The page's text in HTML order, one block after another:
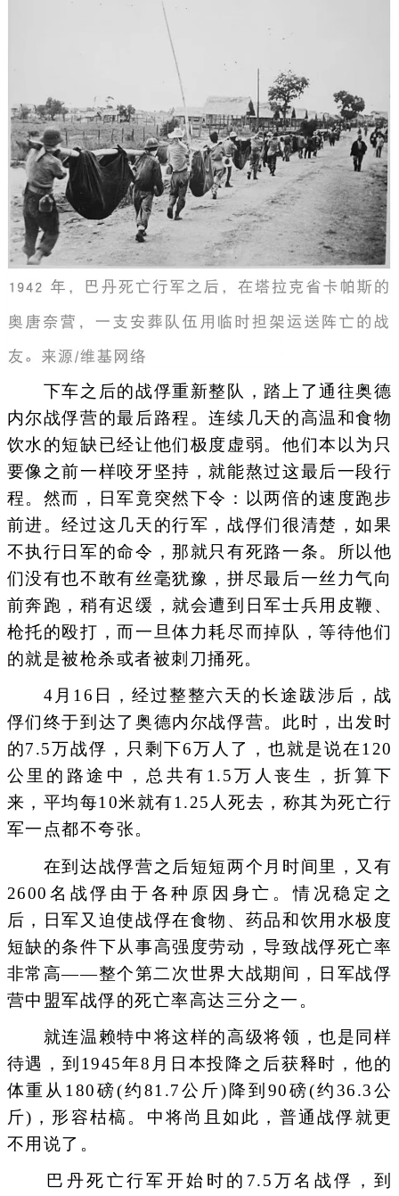
下车之后的战俘重新整队，踏上了通往奥德
内尔战俘营的最后路程。连续几天的高温和食物
饮水的短缺已经让他们极度虚弱。他们本以为只
要像之前一样咬牙坚持，就能熬过这最后一段行
程。然而，日军竟突然下令：以两倍的速度跑步
前进。经过这几天的行军，战俘们很清楚，如果
不执行日军的命令，那就只有死路一条。所以他
们没有也不敢有丝毫犹豫，拼尽最后一丝力气向
前奔跑，稍有迟缓，就会遭到日军士兵用皮鞭、
枪托的殴打，而一旦体力耗尽而掉队，等待他们
的就是被枪杀或者被刺刀捅死。
4月16日，经过整整六天的长途跋涉后，战
俘们终于到达了奥德内尔战俘营。此时，出发时
的7.5万战俘，只剩下6万人了，也就是说在120
公里的路途中，总共有1.5万人丧生，折算下
来，平均每10米就有1.25人死去，称其为死亡行
军一点都不夸张。
在到达战俘营之后短短两个月时间里，又有
2600名战俘由于各种原因身亡。情况稳定之
后，日军又迫使战俘在食物、药品和饮用水极度
短缺的条件下从事高强度劳动，导致战俘死亡率
非常高——整个第二次世界大战期间，日军战俘
营中盟军战俘的死亡率高达三分之一。
就连温赖特中将这样的高级将领，也是同样
待遇，到1945年8月日本投降之后获释时，他的
体重从180磅(约81.7公斤)降到90磅(约36.3公
斤)，形容枯槁。中将尚且如此，普通战俘就更
不用说了。
巴丹死亡行军开始时的7.5万名战俘，到